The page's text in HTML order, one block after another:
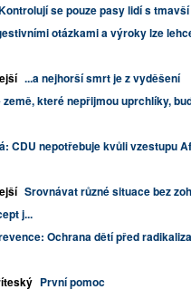
se pouze pasy lidí s
otázkami a výroky lze
...a nejhorší smrt je z vyděšení
které nepřijmou uprchlíky,
CDU nepotřebuje kvůli vzestupu
Srovnávat různé situace bez
j...
Ochrana dětí před
První pomoc